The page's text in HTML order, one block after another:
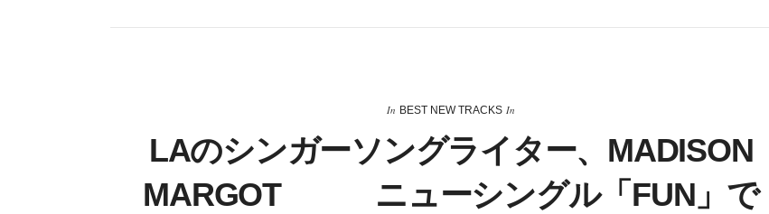
In BEST NEW TRACKS In
LAのシンガーソングライター、MADISON
MARGOT ニューシングル「FUN」で